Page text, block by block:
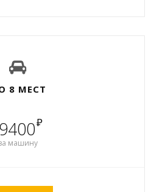
8 МЕСТ
₽
машину